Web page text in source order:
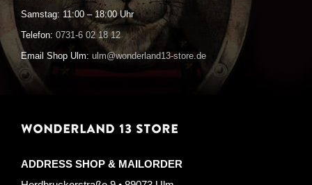
Samstag: 11:00 – 18:00 Uhr
Telefon: 0731-6 02 18 12
Email Shop Ulm: ulm@wonderland13-store.de
WONDERLAND 13 STORE
ADDRESS SHOP & MAILORDER